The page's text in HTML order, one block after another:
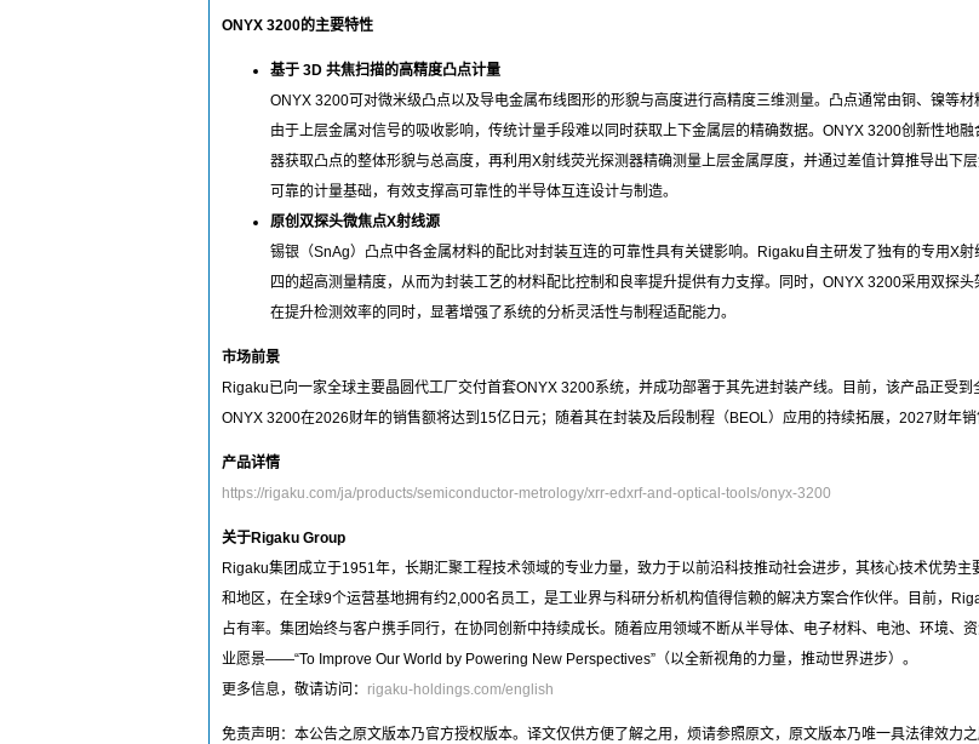
ONYX 3200的主要特性
基于 3D 共焦扫描的高精度凸点计量
ONYX 3200可对微米级凸点以及导电金属布线图形的形貌与高度进行高精度三维测量。凸点通常由铜、镍等
由于上层金属对信号的吸收影响，传统计量手段难以同时获取上下金属层的精确数据。ONYX 3200创新性地
器获取凸点的整体形貌与总高度，再利用X射线荧光探测器精确测量上层金属厚度，并通过差值计算推导出下
可靠的计量基础，有效支撑高可靠性的半导体互连设计与制造。
原创双探头微焦点X射线源
锡银（SnAg）凸点中各金属材料的配比对封装互连的可靠性具有关键影响。Rigaku自主研发了独有的专用X
四的超高测量精度，从而为封装工艺的材料配比控制和良率提升提供有力支撑。同时，ONYX 3200采用双探
在提升检测效率的同时，显著增强了系统的分析灵活性与制程适配能力。
市场前景
Rigaku已向一家全球主要晶圆代工厂交付首套ONYX 3200系统，并成功部署于其先进封装产线。目前，该产品正受
ONYX 3200在2026财年的销售额将达到15亿日元；随着其在封装及后段制程（BEOL）应用的持续拓展，2027财年销
产品详情
https://rigaku.com/ja/products/semiconductor-metrology/xrr-edxrf-and-optical-tools/onyx-3200
关于Rigaku Group
Rigaku集团成立于1951年，长期汇聚工程技术领域的专业力量，致力于以前沿科技推动社会进步，其核心技术优势
和地区，在全球9个运营基地拥有约2,000名员工，是工业界与科研分析机构值得信赖的解决方案合作伙伴。目前，
占有率。集团始终与客户携手同行，在协同创新中持续成长。随着应用领域不断从半导体、电子材料、电池、环境、
业愿景——“To Improve Our World by Powering New Perspectives”（以全新视角的力量，推动世界进步）。
更多信息，敬请访问： rigaku-holdings.com/english
免责声明：本公告之原文版本乃官方授权版本。译文仅供方便了解之用，烦请参照原文，原文版本乃唯一具法律效力之